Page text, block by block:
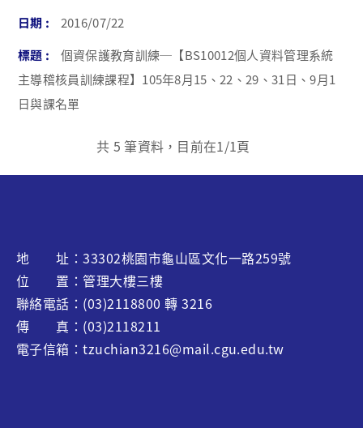
2016/07/22
個資保護教育訓練─【BS10012個人資料管理系統
主導稽核員訓練課程】105年8月15、22、29、31日、9月1
日與課名單
共 5 筆資料，目前在1/1頁
地 址：33302桃園市龜山區文化一路259號
位 置：管理大樓三樓
聯絡電話：(03)2118800 轉 3216
傳 真：(03)2118211
電子信箱：tzuchian3216@mail.cgu.edu.tw